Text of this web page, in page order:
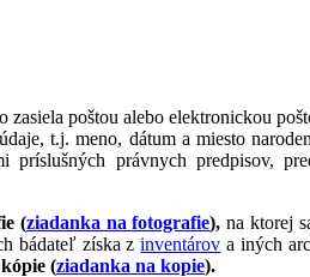
poštou alebo elektronickou
t.j. meno, dátum a miesto
právnych predpisov,
(ziadanka na fotografie), na ktorej
bádateľ získa zinventárov a iných
(ziadanka na kopie).